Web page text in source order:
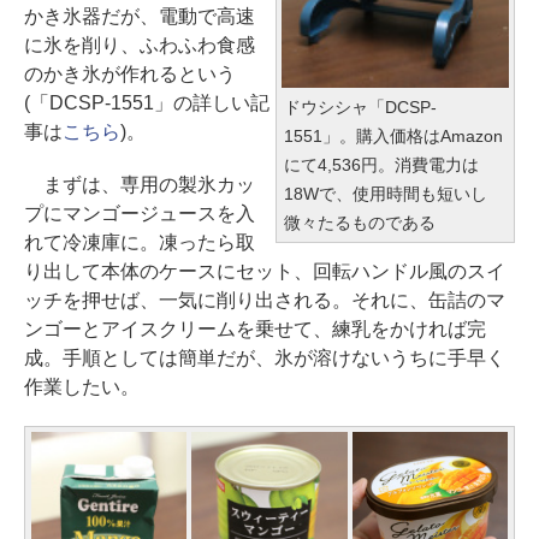
ドウシシャ「DCSP-
1551」。購入価格はAmazon
にて4,536円。消費電力は
18Wで、使用時間も短いし
微々たるものである
かき氷器だが、電動で高速
に氷を削り、ふわふわ食感
のかき氷が作れるという
(「DCSP-1551」の詳しい記
事はこちら)。
まずは、専用の製氷カッ
プにマンゴージュースを入
れて冷凍庫に。凍ったら取
り出して本体のケースにセット、回転ハンドル風のスイ
ッチを押せば、一気に削り出される。それに、缶詰のマ
ンゴーとアイスクリームを乗せて、練乳をかければ完
成。手順としては簡単だが、氷が溶けないうちに手早く
作業したい。